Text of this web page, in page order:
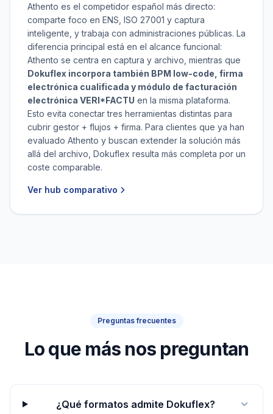
Athento es el competidor español más directo:
comparte foco en ENS, ISO 27001 y captura
inteligente, y trabaja con administraciones públicas. La
diferencia principal está en el alcance funcional:
Athento se centra en captura y archivo, mientras que
Dokuflex incorpora también BPM low-code, firma
electrónica cualificada y módulo de facturación
electrónica VERI*FACTU en la misma plataforma.
Esto evita conectar tres herramientas distintas para
cubrir gestor + flujos + firma. Para clientes que ya han
evaluado Athento y buscan extender la solución más
allá del archivo, Dokuflex resulta más completa por un
coste comparable.
Ver hub comparativo
Preguntas frecuentes
Lo que más nos preguntan
¿Qué formatos admite Dokuflex?